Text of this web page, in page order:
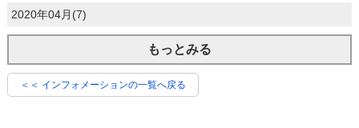
2020年04月(7)
もっとみる
＜＜ インフォメーションの一覧へ戻る